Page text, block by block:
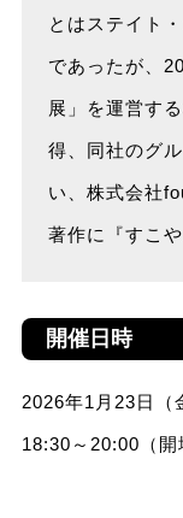
とはステイト
であったが、
展」を運営す
得、同社のグ
い、株式会社
著作に『すこ
開催日時
2026年1月23日（
18:30～20:00（開